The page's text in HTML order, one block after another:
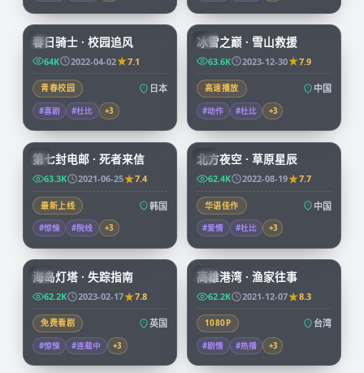
JP
73:38
春日骑士 · 校园追风
64K 2022-04-02 7.1
青春校园 日本
#喜剧 #杜比 +3
CN
冰雪之巅 · 雪山救援
63.6K 2023-12-30 7.9
高速播放 中国
#动作 #杜比 +3
KR
99:14
第七封电邮 · 死者来信
63.3K 2021-06-25 7.4
最新上线 韩国
#惊悚 #院线 +3
CN
99:01
北方夜空 · 草原星辰
62.4K 2022-08-19 7.7
华语佳作 中国
#爱情 #杜比 +3
CN
海岛灯塔 · 失踪指南
62.2K 2023-02-17 7.8
免费看剧 英国
#惊悚 #连载中 +3
TW
高雄港湾 · 渔家往事
62.2K 2021-12-07 8.3
1080P 台湾
#剧情 #热播 +3
59:46 45:37